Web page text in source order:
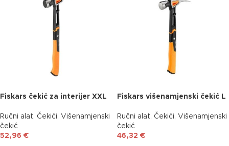
Fiskars čekić za interijer XXL
Ručni alat, Čekići, Višenamjenski
čekić
52,96 €
Fiskars višenamjenski čekić L
Ručni alat, Čekići, Višenamjenski
čekić
46,32 €